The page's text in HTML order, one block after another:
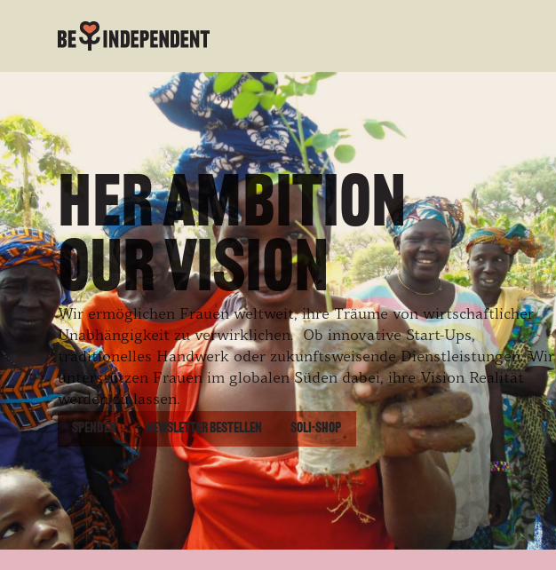
Her ambition
our vision
Wir ermöglichen Frauen weltweit, ihre Träume von wirtschaftlicher
Unabhängigkeit zu verwirklichen. Ob innovative Start-Ups,
traditionelles Handwerk oder zukunftsweisende Dienstleistungen: Wir
unterstützen Frauen im globalen Süden dabei, ihre Vision Realität
werden zu lassen.
Spenden Newsletter bestellen Soli-Shop